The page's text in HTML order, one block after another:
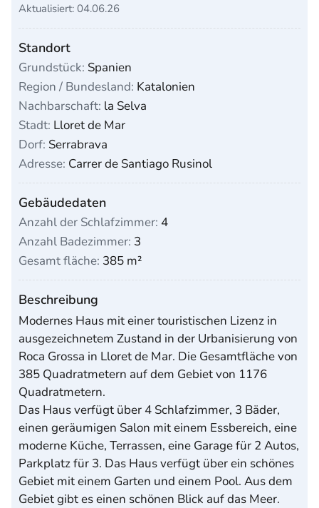
Aktualisiert: 04.06.26
Standort
Grundstück: Spanien
Region / Bundesland: Katalonien
Nachbarschaft: la Selva
Stadt: Lloret de Mar
Dorf: Serrabrava
Adresse: Carrer de Santiago Rusinol
Gebäudedaten
Anzahl der Schlafzimmer: 4
Anzahl Badezimmer: 3
Gesamt fläche: 385 m²
Beschreibung
Modernes Haus mit einer touristischen Lizenz in
ausgezeichnetem Zustand in der Urbanisierung von
Roca Grossa in Lloret de Mar. Die Gesamtfläche von
385 Quadratmetern auf dem Gebiet von 1176
Quadratmetern.
Das Haus verfügt über 4 Schlafzimmer, 3 Bäder,
einen geräumigen Salon mit einem Essbereich, eine
moderne Küche, Terrassen, eine Garage für 2 Autos,
Parkplatz für 3. Das Haus verfügt über ein schönes
Gebiet mit einem Garten und einem Pool. Aus dem
Gebiet gibt es einen schönen Blick auf das Meer.